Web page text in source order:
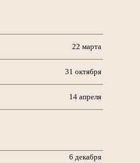
22 марта
31 октября
14 апреля
6 декабря